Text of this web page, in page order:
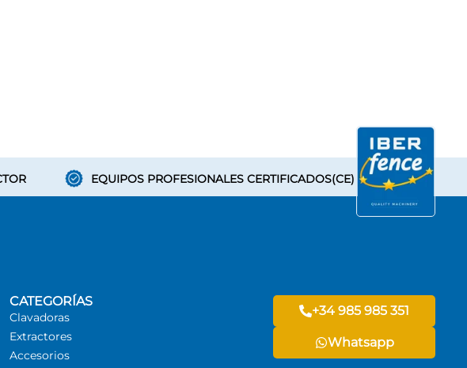
EQUIPOS PROFESIONALES CERTIFICADOS(CE)
CATEGORÍAS
Clavadoras
Extractores
Accesorios
+34 985 985 351
Whatsapp